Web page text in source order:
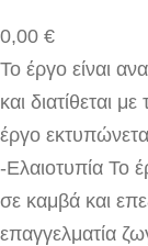
0,00 €
Το έργο είναι
και διατίθεται
έργο
-Ελαιοτυπία Το
σε καμβά και
επαγγελματία